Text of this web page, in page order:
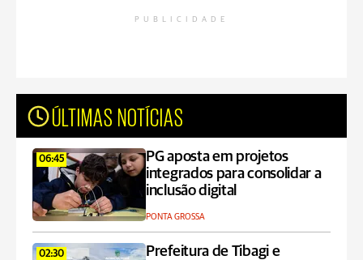
PUBLICIDADE
ÚLTIMAS NOTÍCIAS
06:45
PG aposta em projetos
integrados para consolidar a
inclusão digital
PONTA GROSSA
02:30
Prefeitura de Tibagi e